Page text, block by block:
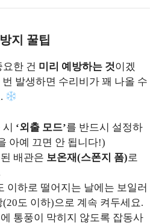
지 꿀팁
한 건 미리 예방하는 것이겠
발생하면 수리비가 꽤 나올 수
‘외출 모드’를 반드시 설정하
아예 끄면 안 됩니다!)
배관은 보온재(스폰지 폼) 로
이하로 떨어지는 날에는 보일러
(20도 이하)으로 계속 켜두세요.
통풍이 막히지 않도록 잡동사